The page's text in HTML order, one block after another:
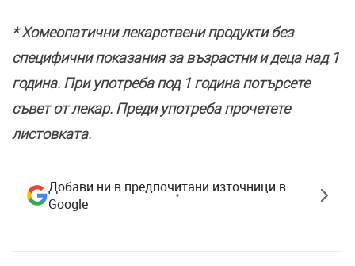
* Хомеопатични лекарствени продукти без
специфични показания за възрастни и деца над 1
година. При употреба под 1 година потърсете
съвет от лекар. Преди употреба прочетете
листовката.
Добави ни в предпочитани източници в
Google